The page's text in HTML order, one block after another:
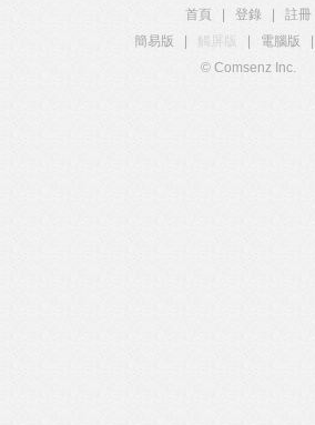
首頁 登錄
註冊
簡易版
觸屏版 電腦版
© Comsenz Inc.